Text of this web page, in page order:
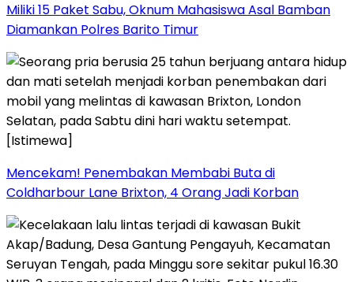
Miliki 15 Paket Sabu, Oknum Mahasiswa Asal Bamban
Diamankan Polres Barito Timur
Mencekam! Penembakan Membabi Buta di
Coldharbour Lane Brixton, 4 Orang Jadi Korban